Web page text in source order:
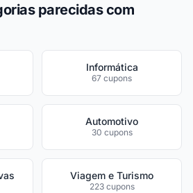
parecidas com
Informática
67 cupons
Automotivo
30 cupons
Viagem e Turismo
223 cupons